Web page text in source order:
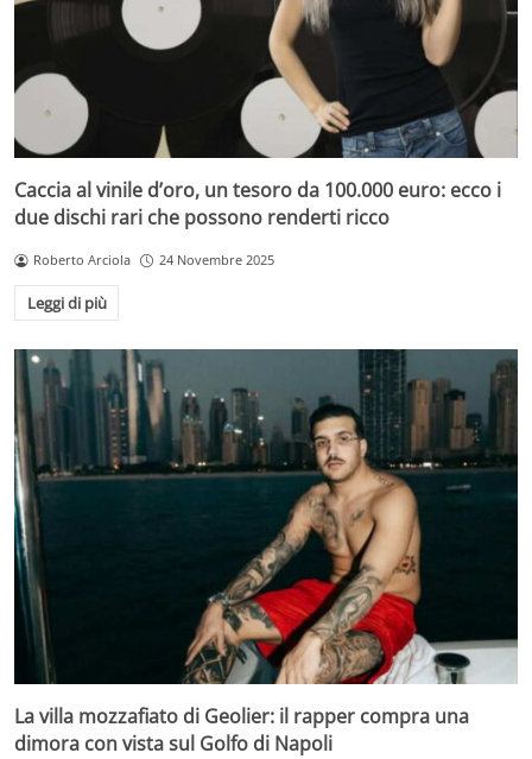
Caccia al vinile d’oro, un tesoro da 100.000 euro: ecco i
due dischi rari che possono renderti ricco
Roberto Arciola 24 Novembre 2025
Leggi di più
La villa mozzafiato di Geolier: il rapper compra una
dimora con vista sul Golfo di Napoli